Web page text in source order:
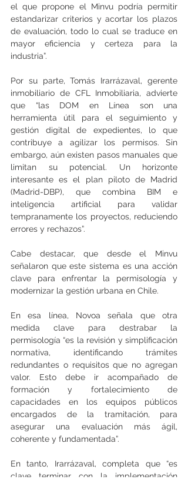
el que propone el Minvu podría permitir
estandarizar criterios y acortar los plazos
de evaluación, todo lo cual se traduce en
mayor eficiencia y certeza para la
industria”.
Por su parte, Tomás Irarrázaval, gerente
inmobiliario de CFL Inmobiliaria, advierte
que “las DOM en Línea son una
herramienta útil para el seguimiento y
gestión digital de expedientes, lo que
contribuye a agilizar los permisos. Sin
embargo, aún existen pasos manuales que
limitan su potencial. Un horizonte
interesante es el plan piloto de Madrid
(Madrid-DBP), que combina BIM e
inteligencia artificial para validar
tempranamente los proyectos, reduciendo
errores y rechazos”.
Cabe destacar, que desde el Minvu
señalaron que este sistema es una acción
clave para enfrentar la permisología y
modernizar la gestión urbana en Chile.
En esa línea, Novoa señala que otra
medida clave para destrabar la
permisología “es la revisión y simplificación
normativa, identificando trámites
redundantes o requisitos que no agregan
valor. Esto debe ir acompañado de
formación y fortalecimiento de
capacidades en los equipos públicos
encargados de la tramitación, para
asegurar una evaluación más ágil,
coherente y fundamentada”.
En tanto, Irarrázaval, completa que “es
clave terminar con la implementación